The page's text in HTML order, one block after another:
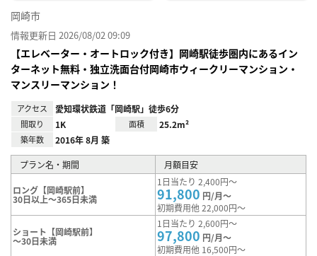
岡崎市
情報更新日 2026/08/02 09:09
【エレベーター・オートロック付き】岡崎駅徒歩圏内にあるイン
ターネット無料・独立洗面台付岡崎市ウィークリーマンション・
マンスリーマンション！
アクセス 愛知環状鉄道「岡崎駅」徒歩6分
間取り 1K 面積 25.2m²
築年数 2016年 8月 築
プラン名・期間 月額目安
ロング【岡崎駅前】
30日以上～365日未満
1日当たり 2,400円～
91,800 円/月～
初期費用他 22,000円～
ショート【岡崎駅前】
～30日未満
1日当たり 2,600円～
97,800 円/月～
初期費用他 16,500円～